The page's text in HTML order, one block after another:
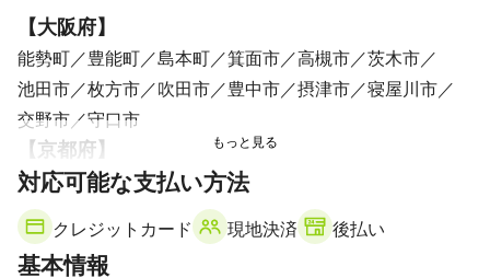
【大阪府】
能勢町 豊能町 島本町 箕面市 高槻市
茨木市
池田市
枚方市 吹田市 豊中市 摂津市
寝屋川市
交野市
守口市
【京都府】
京丹波町 南丹市 綾部市 亀岡市
向日市
大山崎町 舞鶴市
久御山町
宇治市 宮津市 与謝野町
城陽市
京田辺市
宇治田原町
対応可能な支払い方法
クレジットカード 現地決済 後払い
基本情報